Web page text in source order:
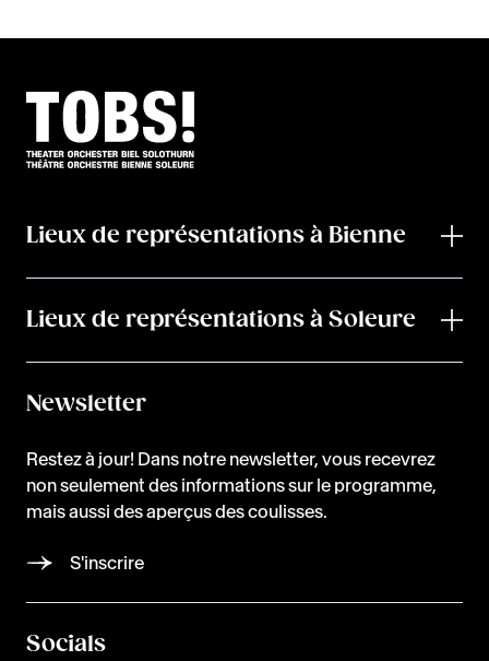
Lieux de représentations à Bienne
Lieux de représentations à Soleure
Newsletter
Restez à jour! Dans notre newsletter, vous recevrez
non seulement des informations sur le programme,
mais aussi des aperçus des coulisses.
S'inscrire
Socials